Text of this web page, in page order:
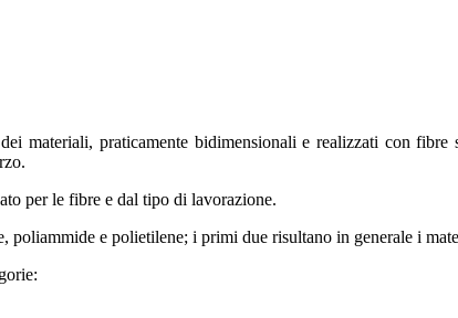
materiali, praticamente bidimensionali e realizzati con
per le fibre e dal tipo di lavorazione.
e polietilene; i primi due risultano in generale i